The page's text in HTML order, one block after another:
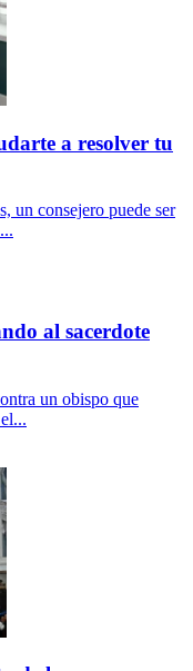
a resolver tu
un consejero puede ser
al sacerdote
un obispo que